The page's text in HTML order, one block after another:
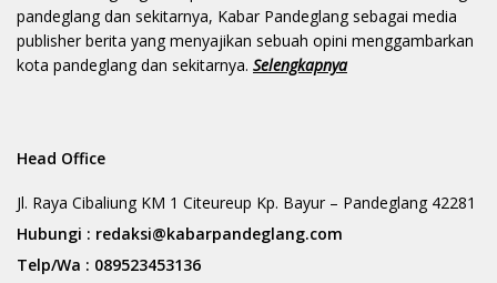
pandeglang dan sekitarnya, Kabar Pandeglang sebagai media
publisher berita yang menyajikan sebuah opini menggambarkan
kota pandeglang dan sekitarnya. Selengkapnya
Head Office
Jl. Raya Cibaliung KM 1 Citeureup Kp. Bayur – Pandeglang 42281
Hubungi : redaksi@kabarpandeglang.com
Telp/Wa : 089523453136